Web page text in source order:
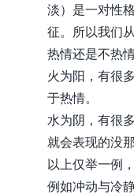
淡）是一对性
征。所以我们
热情还是不热情
火为阳，有很
于热情。
水为阴，有很
就会表现的没
以上仅举一例
例如冲动与冷